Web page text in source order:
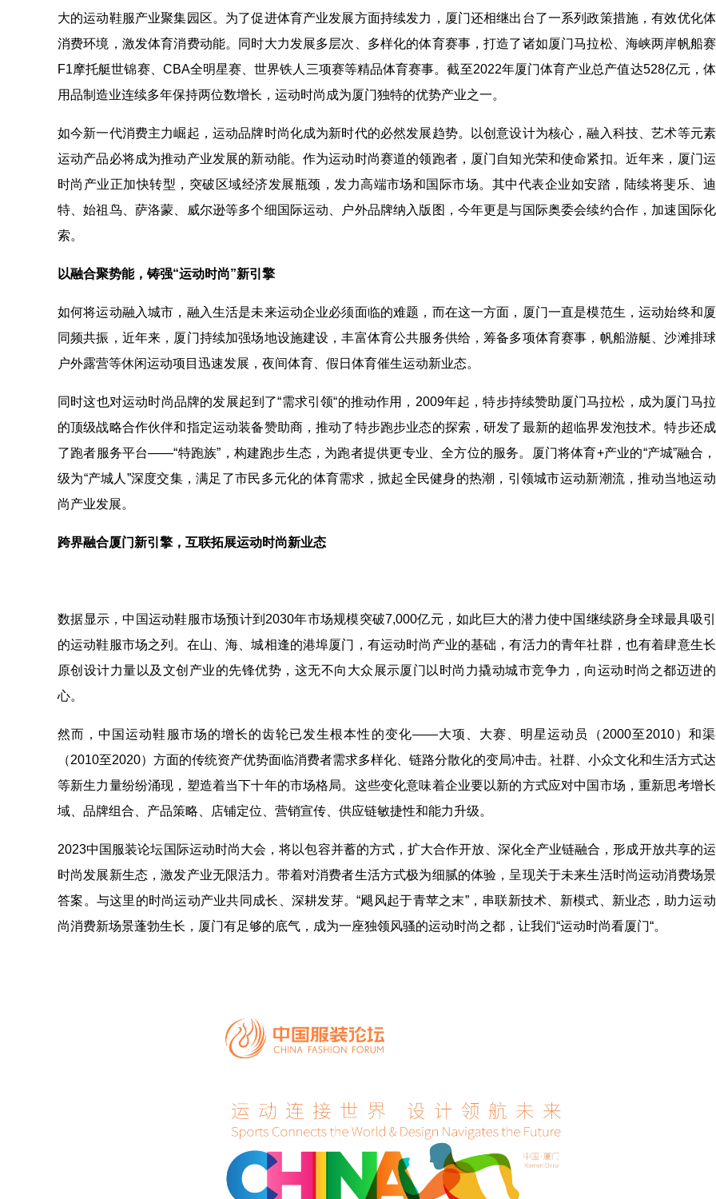
大的运动鞋服产业聚集园区。为了促进体育产业发展方面持续发力，厦门还相继出台了一系列政策措施，有效优化
消费环境，激发体育消费动能。同时大力发展多层次、多样化的体育赛事，打造了诸如厦门马拉松、海峡两岸帆船赛
F1摩托艇世锦赛、CBA全明星赛、世界铁人三项赛等精品体育赛事。截至2022年厦门体育产业总产值达528亿元，
用品制造业连续多年保持两位数增长，运动时尚成为厦门独特的优势产业之一。
如今新一代消费主力崛起，运动品牌时尚化成为新时代的必然发展趋势。以创意设计为核心，融入科技、艺术等元
运动产品必将成为推动产业发展的新动能。作为运动时尚赛道的领跑者，厦门自知光荣和使命紧扣。近年来，厦门
时尚产业正加快转型，突破区域经济发展瓶颈，发力高端市场和国际市场。其中代表企业如安踏，陆续将斐乐、
特、始祖鸟、萨洛蒙、威尔逊等多个细国际运动、户外品牌纳入版图，今年更是与国际奥委会续约合作，加速国际
索。
以融合聚势能，铸强“运动时尚”新引擎
如何将运动融入城市，融入生活是未来运动企业必须面临的难题，而在这一方面，厦门一直是模范生，运动始终和
同频共振，近年来，厦门持续加强场地设施建设，丰富体育公共服务供给，筹备多项体育赛事，帆船游艇、沙滩排球
户外露营等休闲运动项目迅速发展，夜间体育、假日体育催生运动新业态。
同时这也对运动时尚品牌的发展起到了“需求引领“的推动作用，2009年起，特步持续赞助厦门马拉松，成为厦门马
的顶级战略合作伙伴和指定运动装备赞助商，推动了特步跑步业态的探索，研发了最新的超临界发泡技术。特步还
了跑者服务平台——“特跑族”，构建跑步生态，为跑者提供更专业、全方位的服务。厦门将体育+产业的“产城”融合
级为“产城人”深度交集，满足了市民多元化的体育需求，掀起全民健身的热潮，引领城市运动新潮流，推动当地运
尚产业发展。
跨界融合厦门新引擎，互联拓展运动时尚新业态
数据显示，中国运动鞋服市场预计到2030年市场规模突破7,000亿元，如此巨大的潜力使中国继续跻身全球最具吸
的运动鞋服市场之列。在山、海、城相逢的港埠厦门，有运动时尚产业的基础，有活力的青年社群，也有着肆意生
原创设计力量以及文创产业的先锋优势，这无不向大众展示厦门以时尚力撬动城市竞争力，向运动时尚之都迈进
心。
然而，中国运动鞋服市场的增长的齿轮已发生根本性的变化——大项、大赛、明星运动员（2000至2010）和
（2010至2020）方面的传统资产优势面临消费者需求多样化、链路分散化的变局冲击。社群、小众文化和生活方式达
等新生力量纷纷涌现，塑造着当下十年的市场格局。这些变化意味着企业要以新的方式应对中国市场，重新思考增
域、品牌组合、产品策略、店铺定位、营销宣传、供应链敏捷性和能力升级。
2023中国服装论坛国际运动时尚⼤会，将以包容并蓄的方式，扩大合作开放、深化全产业链融合，形成开放共享的
时尚发展新生态，激发产业无限活力。带着对消费者生活方式极为细腻的体验，呈现关于未来生活时尚运动消费场
答案。与这里的时尚运动产业共同成长、深耕发芽。“飓风起于青苹之末”，串联新技术、新模式、新业态，助力运
尚消费新场景蓬勃生长，厦门有足够的底气，成为一座独领风骚的运动时尚之都，让我们“运动时尚看厦门“。